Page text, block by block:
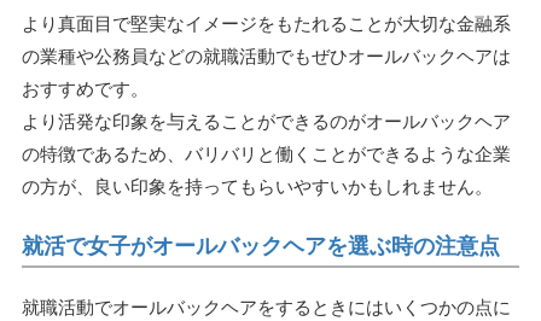
より真面目で堅実なイメージをもたれることが大切な金融系
の業種や公務員などの就職活動でもぜひオールバックヘアは
おすすめです。
より活発な印象を与えることができるのがオールバックヘア
の特徴であるため、バリバリと働くことができるような企業
の方が、良い印象を持ってもらいやすいかもしれません。
就活で女子がオールバックヘアを選ぶ時の注意点
就職活動でオールバックヘアをするときにはいくつかの点に